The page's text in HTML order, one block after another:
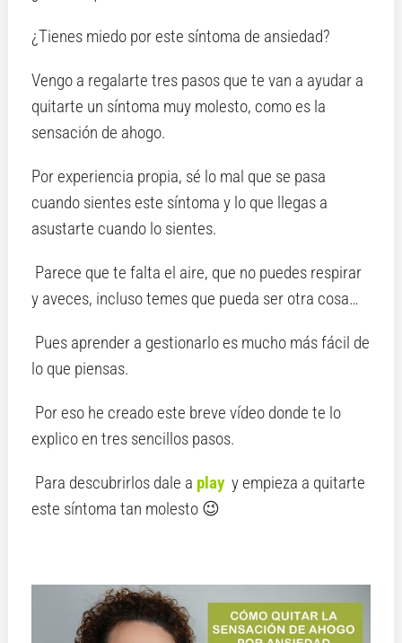
¿Tienes miedo por este síntoma de ansiedad?
Vengo a regalarte tres pasos que te van a ayudar a
quitarte un síntoma muy molesto, como es la
sensación de ahogo.
Por experiencia propia, sé lo mal que se pasa
cuando sientes este síntoma y lo que llegas a
asustarte cuando lo sientes.
Parece que te falta el aire, que no puedes respirar
y aveces, incluso temes que pueda ser otra cosa…
Pues aprender a gestionarlo es mucho más fácil de
lo que piensas.
Por eso he creado este breve vídeo donde te lo
explico en tres sencillos pasos.
Para descubrirlos dale a play y empieza a quitarte
este síntoma tan molesto 😉